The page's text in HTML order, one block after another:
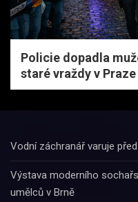
Policie dopadla
staré vraždy v
Vodní záchranář varuje
Výstava moderního
umělců v Brně